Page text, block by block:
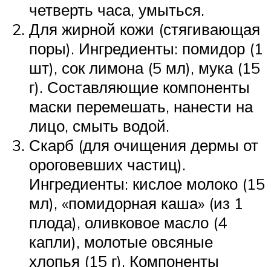
четверть часа, умыться.
Для жирной кожи (стягивающая
поры). Ингредиенты: помидор (1
шт), сок лимона (5 мл), мука (15
г). Составляющие компоненты
маски перемешать, нанести на
лицо, смыть водой.
Скарб (для очищения дермы от
ороговевших частиц).
Ингредиенты: кислое молоко (15
мл), «помидорная каша» (из 1
плода), оливковое масло (4
капли), молотые овсяные
хлопья (15 г). Компоненты